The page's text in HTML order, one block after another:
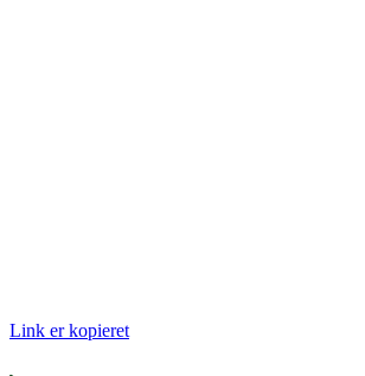
Link er kopieret